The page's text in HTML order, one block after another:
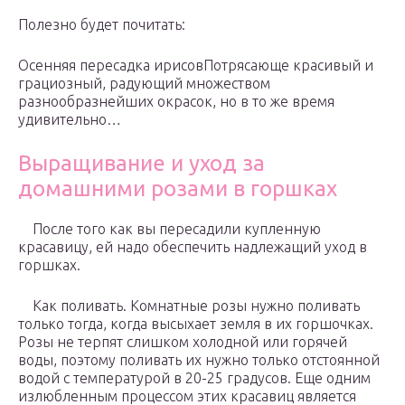
Полезно будет почитать:
Осенняя пересадка ирисовПотрясающе красивый и
грациозный, радующий множеством
разнообразнейших окрасок, но в то же время
удивительно…
Выращивание и уход за
домашними розами в горшках
После того как вы пересадили купленную
красавицу, ей надо обеспечить надлежащий уход в
горшках.
Как поливать. Комнатные розы нужно поливать
только тогда, когда высыхает земля в их горшочках.
Розы не терпят слишком холодной или горячей
воды, поэтому поливать их нужно только отстоянной
водой с температурой в 20-25 градусов. Еще одним
излюбленным процессом этих красавиц является